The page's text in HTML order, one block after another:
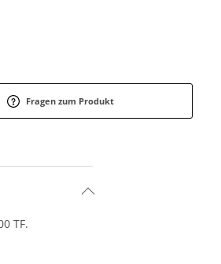
Fragen zum Produkt
TF.